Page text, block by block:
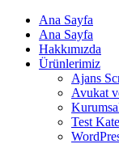
Ana Sayfa
Ana Sayfa
Hakkımızda
Ürünlerimiz
Ajans
Avukat
Test